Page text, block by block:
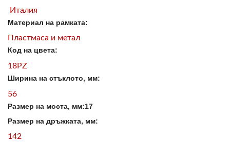
Италия
Материал на рамката:
Пластмаса и метал
Код на цвета:
18PZ
Ширина на стъклото, мм:
56
Размер на моста, мм:17
Размер на дръжката, мм:
142